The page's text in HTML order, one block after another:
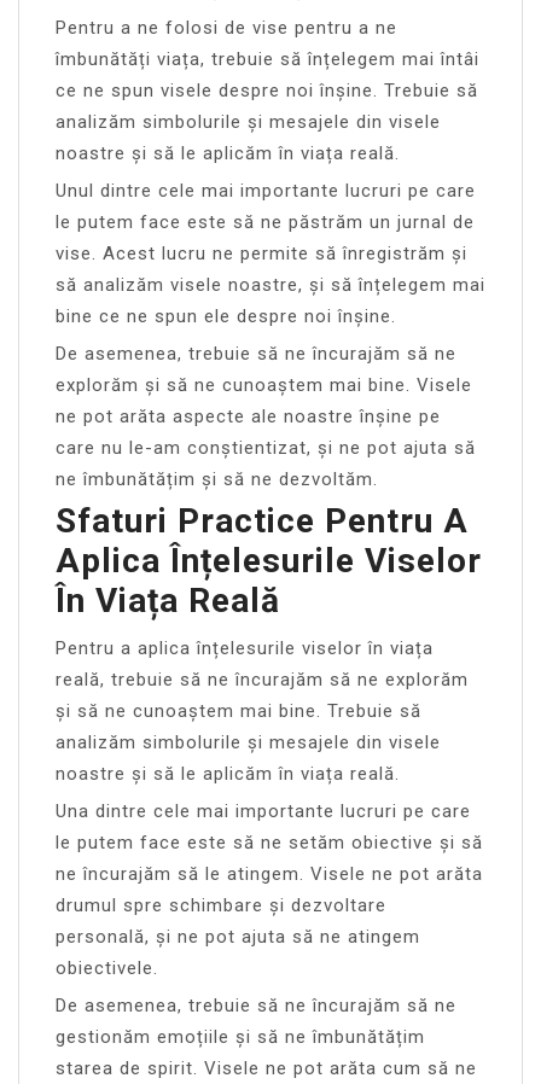
Pentru a ne folosi de vise pentru a ne
îmbunătăți viața, trebuie să înțelegem mai întâi
ce ne spun visele despre noi înșine. Trebuie să
analizăm simbolurile și mesajele din visele
noastre și să le aplicăm în viața reală.
Unul dintre cele mai importante lucruri pe care
le putem face este să ne păstrăm un jurnal de
vise. Acest lucru ne permite să înregistrăm și
să analizăm visele noastre, și să înțelegem mai
bine ce ne spun ele despre noi înșine.
De asemenea, trebuie să ne încurajăm să ne
explorăm și să ne cunoaștem mai bine. Visele
ne pot arăta aspecte ale noastre înșine pe
care nu le-am conștientizat, și ne pot ajuta să
ne îmbunătățim și să ne dezvoltăm.
Sfaturi Practice Pentru A
Aplica Înțelesurile Viselor
În Viața Reală
Pentru a aplica înțelesurile viselor în viața
reală, trebuie să ne încurajăm să ne explorăm
și să ne cunoaștem mai bine. Trebuie să
analizăm simbolurile și mesajele din visele
noastre și să le aplicăm în viața reală.
Una dintre cele mai importante lucruri pe care
le putem face este să ne setăm obiective și să
ne încurajăm să le atingem. Visele ne pot arăta
drumul spre schimbare și dezvoltare
personală, și ne pot ajuta să ne atingem
obiectivele.
De asemenea, trebuie să ne încurajăm să ne
gestionăm emoțiile și să ne îmbunătățim
starea de spirit. Visele ne pot arăta cum să ne